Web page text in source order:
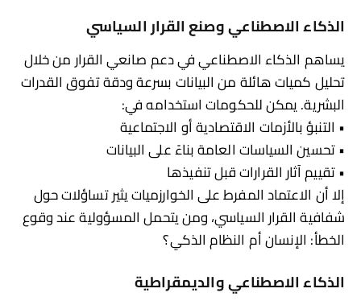
الذكاء الاصطناعي وصنع القرار السياسي
يساهم الذكاء الاصطناعي في دعم صانعي القرار من خلال
تحليل كميات هائلة من البيانات بسرعة ودقة تفوق القدرات
البشرية. يمكن للحكومات استخدامه في:
• التنبؤ بالأزمات الاقتصادية أو الاجتماعية
• تحسين السياسات العامة بناءً على البيانات
• تقييم آثار القرارات قبل تنفيذها
إلا أن الاعتماد المفرط على الخوارزميات يثير تساؤلات حول
شفافية القرار السياسي، ومن يتحمل المسؤولية عند وقوع
الخطأ: الإنسان أم النظام الذكي؟
الذكاء الاصطناعي والديمقراطية